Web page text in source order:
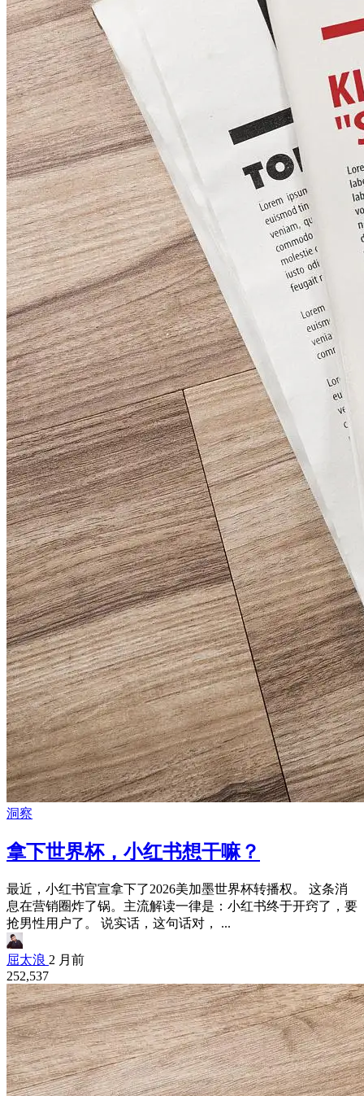
洞察
拿下世界杯，小红书想干嘛？
最近，小红书官宣拿下了2026美加墨世界杯转播权。 这条消
息在营销圈炸了锅。主流解读一律是：小红书终于开窍了，要
抢男性用户了。 说实话，这句话对， ...
屈太浪 2 月前
252,537